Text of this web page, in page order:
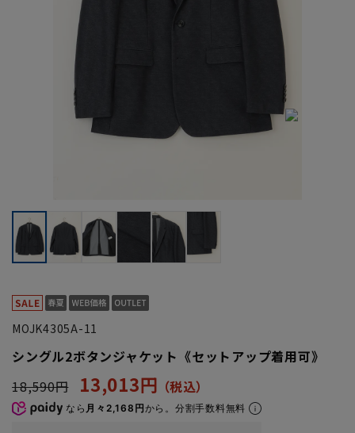
MOJK4305A-11
シングル2ボタンジャケット《セットアップ着用可》
18,590円
13,013円
なら 月々2,168円から。分割手数料無料